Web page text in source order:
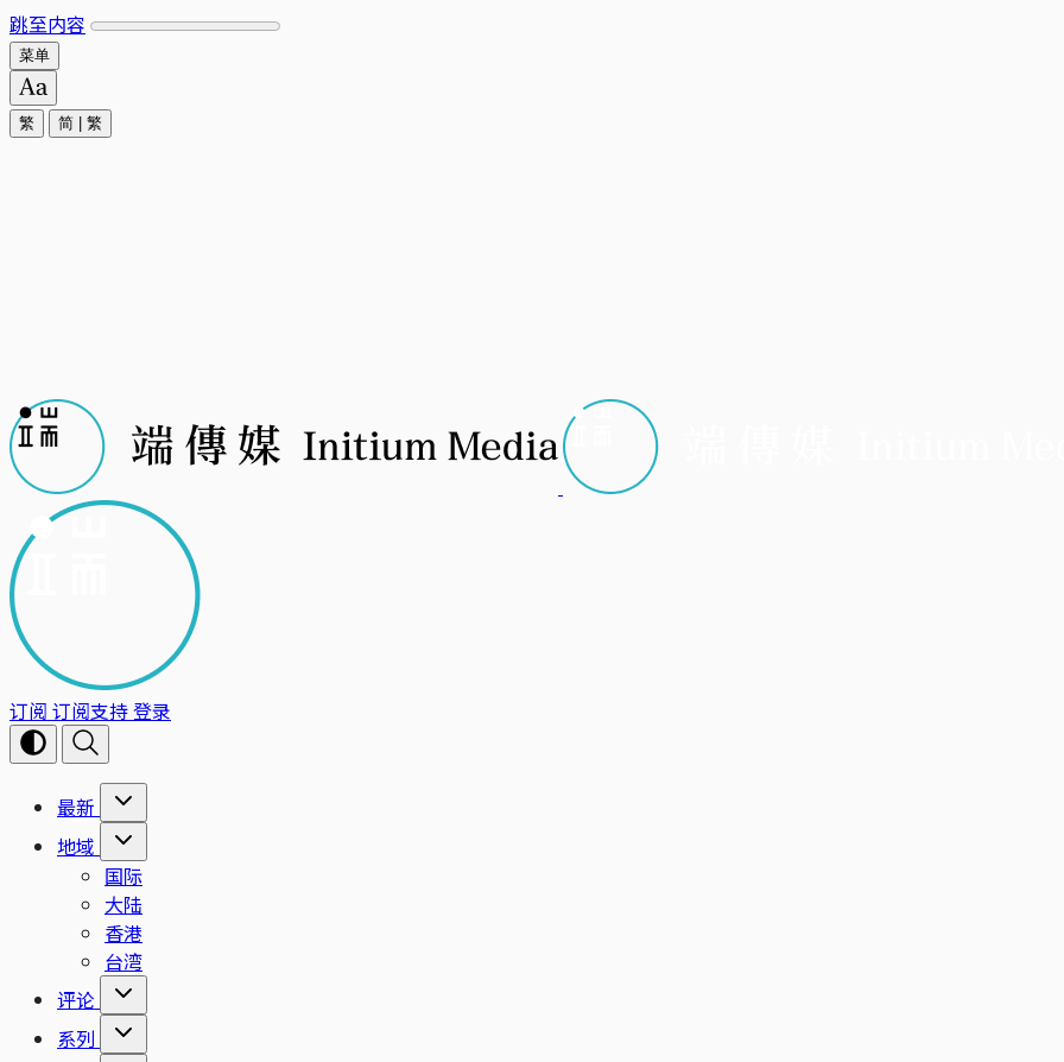
跳至内容
菜单
繁 简 繁
订阅 订阅支持登录
最新
地域
国际
大陆
香港
台湾
评论
系列